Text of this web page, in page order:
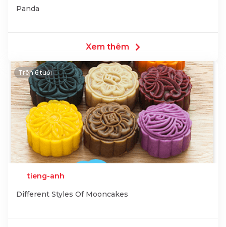
Panda
Xem thêm
Trên 6 tuổi
tieng-anh
Different Styles Of Mooncakes